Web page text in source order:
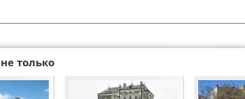
только